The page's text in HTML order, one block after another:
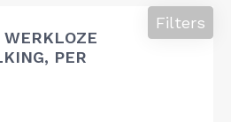
PER
Filters